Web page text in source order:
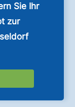
Sie Ihr
zur